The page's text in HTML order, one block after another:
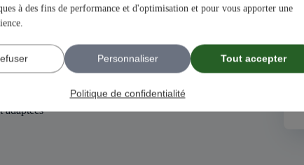
à des fins de performance et d'optimisation et pour vous apporter une
Tout accepter
Personnaliser
Politique de confidentialité
tous les aspects de votre future activité.
dédié pour chacun de vos besoins
de votre activité.
pour booster votre visibilité.
adaptées